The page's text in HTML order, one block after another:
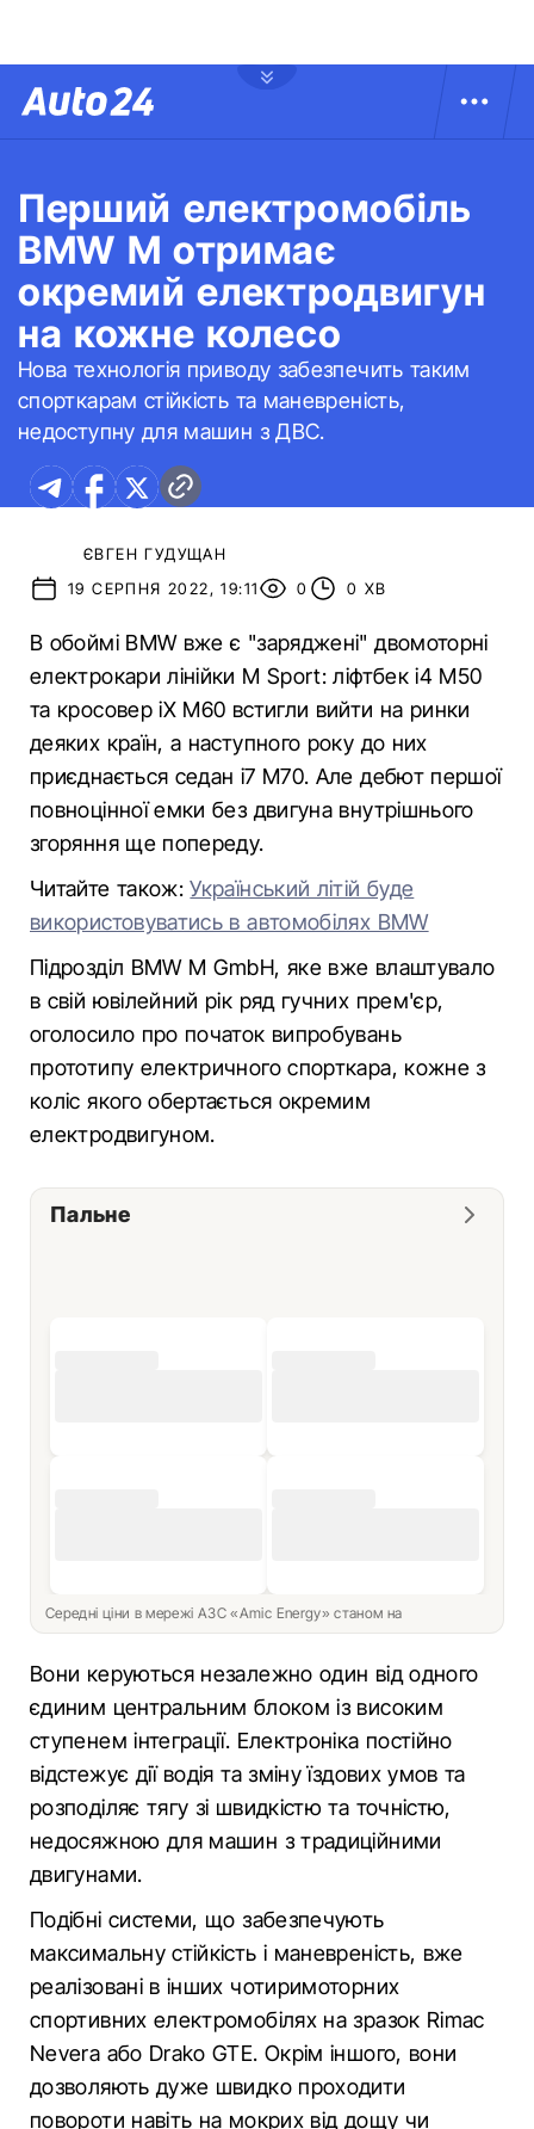
Перший електромобіль
BMW M отримає
окремий електродвигун
на кожне колесо
Нова технологія приводу забезпечить таким
спорткарам стійкість та маневреність,
недоступну для машин з ДВС.
ЄВГЕН ГУДУЩАН
19 СЕРПНЯ 2022, 19:11
0 0 ХВ
В обоймі BMW вже є "заряджені" двомоторні
електрокари лінійки M Sport: ліфтбек i4 M50
та кросовер iX M60 встигли вийти на ринки
деяких країн, а наступного року до них
приєднається седан i7 M70. Але дебют першої
повноцінної емки без двигуна внутрішнього
згоряння ще попереду.
Читайте також:Український літій буде
використовуватись в автомобілях BMW
Підрозділ BMW M GmbH, яке вже влаштувало
в свій ювілейний рік ряд гучних прем'єр,
оголосило про початок випробувань
прототипу електричного спорткара, кожне з
коліс якого обертається окремим
електродвигуном.
Пальне
Середні ціни в мережі АЗС «Amic Energy» станом на
Вони керуються незалежно один від одного
єдиним центральним блоком із високим
ступенем інтеграції. Електроніка постійно
відстежує дії водія та зміну їздових умов та
розподіляє тягу зі швидкістю та точністю,
недосяжною для машин з традиційними
двигунами.
Подібні системи, що забезпечують
максимальну стійкість і маневреність, вже
реалізовані в інших чотиримоторних
спортивних електромобілях на зразок Rimac
Nevera або Drako GTE. Окрім іншого, вони
дозволяють дуже швидко проходити
повороти навіть на мокрих від дощу чи